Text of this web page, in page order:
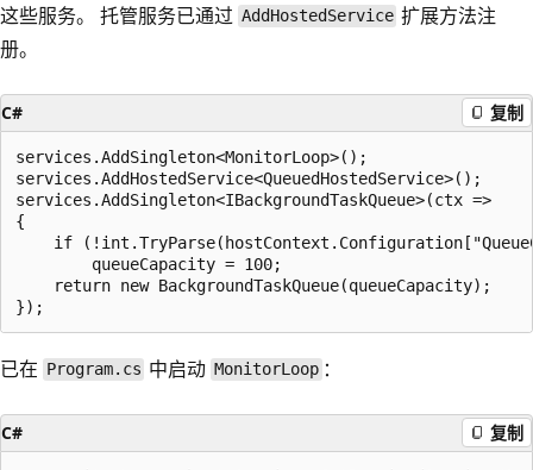
这些服务。 托管服务已通过 AddHostedService 扩展方法注
册。
C# 复制
services.AddSingleton<MonitorLoop>();
services.AddHostedService<QueuedHostedService>();
services.AddSingleton<IBackgroundTaskQueue>(ctx =>
{
if
        queueCapacity = 100;
    return new BackgroundTaskQueue(queueCapacity);
已在 Program.cs 中启动 MonitorLoop ：
C# 复制